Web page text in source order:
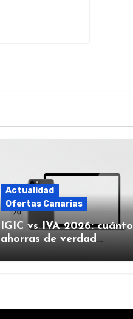
Actualidad
Ofertas Canarias
IGIC vs IVA 2026: cuánto
ahorras de verdad
Canarias